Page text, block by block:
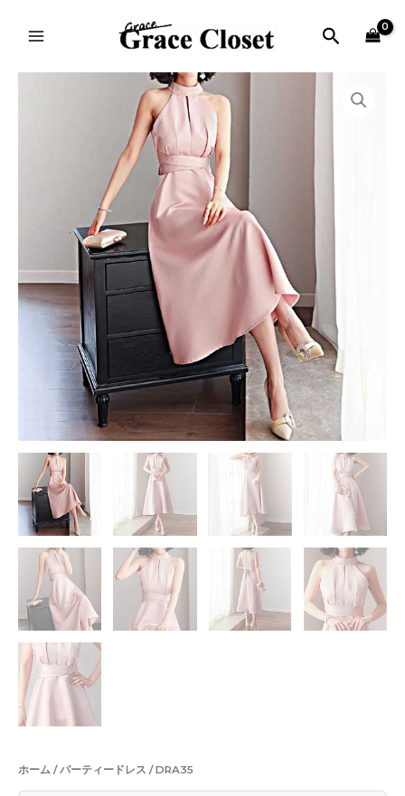
MENU
検
ホーム /パーティードレス / DRA35